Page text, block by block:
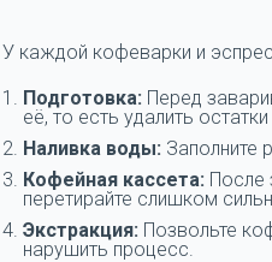
У каждой кофеварки и
Подготовка: Перед
её, то есть удалить
Наливка воды: Заполните
Кофейная кассета: После
перетирайте слишком
Экстракция: Позвольте
нарушить процесс.